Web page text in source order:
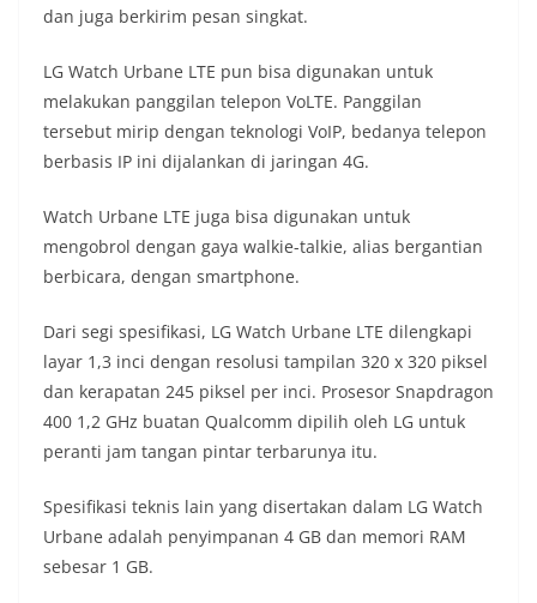
dan juga berkirim pesan singkat.
LG Watch Urbane LTE pun bisa digunakan untuk
melakukan panggilan telepon VoLTE. Panggilan
tersebut mirip dengan teknologi VoIP, bedanya telepon
berbasis IP ini dijalankan di jaringan 4G.
Watch Urbane LTE juga bisa digunakan untuk
mengobrol dengan gaya walkie-talkie, alias bergantian
berbicara, dengan smartphone.
Dari segi spesifikasi, LG Watch Urbane LTE dilengkapi
layar 1,3 inci dengan resolusi tampilan 320 x 320 piksel
dan kerapatan 245 piksel per inci. Prosesor Snapdragon
400 1,2 GHz buatan Qualcomm dipilih oleh LG untuk
peranti jam tangan pintar terbarunya itu.
Spesifikasi teknis lain yang disertakan dalam LG Watch
Urbane adalah penyimpanan 4 GB dan memori RAM
sebesar 1 GB.